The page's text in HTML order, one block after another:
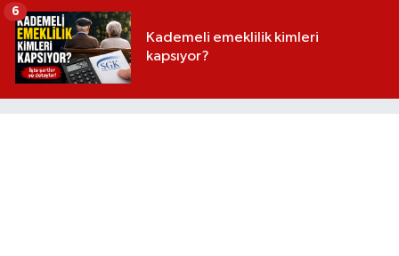
Kademeli emeklilik kimleri
kapsıyor?
6